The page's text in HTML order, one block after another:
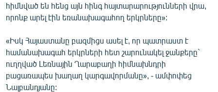
հիմնված են հենց այն հինգ հայտարարությունների վրա,
որոնք արել էին եռանախագահող երկրները»:
«Իսկ Հայաստանը բազմիցս ասել է, որ պատրաստ է
համանախագահ երկրների հետ շարունակել ջանքերը`
ուղղված Լեռնային Ղարաբաղի հիմնախնդրի
բացառապես խաղաղ կարգավորմանը», - ամփոփեց
Նալբանդյանը: